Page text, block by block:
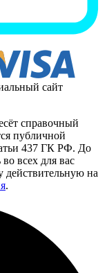
сайт
справочный
публичной
437 ГК РФ. До
всех для вас
действительную на
.